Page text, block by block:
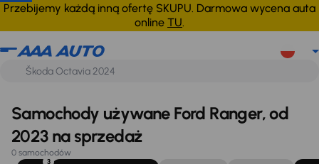
Przebijemy każdą inną ofertę SKUPU. Darmowa wycena auta
online TU.
Ford Ranger Rok od2023 Anuluj wszystko
Samochody używane Ford Ranger, od
2023 na sprzedaż
0 samochodów
3